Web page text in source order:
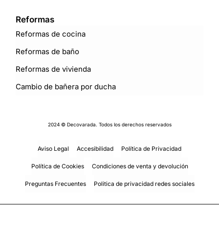
Reformas
Reformas de cocina
Reformas de baño
Reformas de vivienda
Cambio de bañera por ducha
Aviso Legal Accesibilidad Política de Privacidad
Política de Cookies Condiciones de venta y devolución
Preguntas Frecuentes Politica de privacidad redes sociales
2024 © Decovarada. Todos los derechos reservados